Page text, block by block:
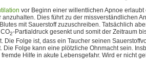
vor Beginn einer willentlichen Apnoe
anzuhalten. Dies führt zu der missverständlichen
mit Sauerstoff zuzuschreiben. Tatsächlich
2-Partialdruck gesenkt und somit der Zeitraum
Die Folge ist, dass ein Taucher seinen
Die Folge kann eine plötzliche Ohnmacht sein.
Hilfe in akute Lebensgefahr. Wird er nicht